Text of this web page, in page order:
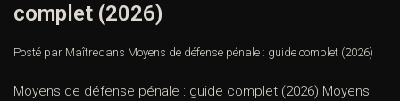
complet (2026)
Posté par Maîtredans Moyens de défense pénale : guide complet (2026)
Moyens de défense pénale : guide complet (2026) Moyens